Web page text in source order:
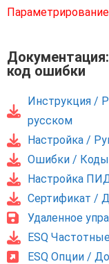
код ошибки
Инструкция /
русском
Настройка /
Ошибки /
Настройка
Сертификат /
Удаленное
ESQ
ESQ Опции /